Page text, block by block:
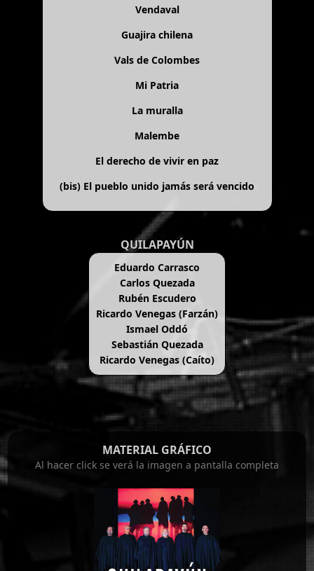
Vendaval
Guajira chilena
Vals de Colombes
Mi Patria
La muralla
Malembe
El derecho de vivir en paz
(bis) El pueblo unido jamás será vencido
QUILAPAYÚN
Eduardo Carrasco
Carlos Quezada
Rubén Escudero
Ricardo Venegas (Farzán)
Ismael Oddó
Sebastián Quezada
Ricardo Venegas (Caíto)
MATERIAL GRÁFICO
Al hacer click se verá la imagen a pantalla completa